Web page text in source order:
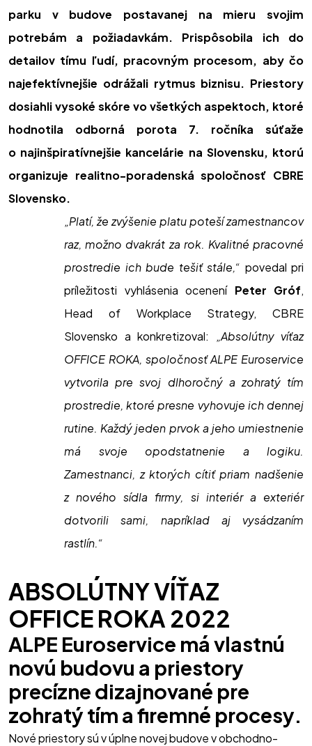
parku v budove postavanej na mieru svojim
potrebám a požiadavkám. Prispôsobila ich do
detailov tímu ľudí, pracovným procesom, aby čo
najefektívnejšie odrážali rytmus biznisu. Priestory
dosiahli vysoké skóre vo všetkých aspektoch, ktoré
hodnotila odborná porota 7. ročníka súťaže
o najinšpiratívnejšie kancelárie na Slovensku, ktorú
organizuje realitno-poradenská spoločnosť CBRE
Slovensko.
„Platí, že zvýšenie platu poteší zamestnancov
raz, možno dvakrát za rok. Kvalitné pracovné
prostredie ich bude tešiť stále,“ povedal pri
príležitosti vyhlásenia ocenení Peter Gróf,
Head of Workplace Strategy, CBRE
Slovensko a konkretizoval:
„Absolútny víťaz
OFFICE ROKA, spoločnosť ALPE Euroservice
vytvorila pre svoj dlhoročný a zohratý tím
prostredie, ktoré presne vyhovuje ich dennej
rutine. Každý jeden prvok a jeho umiestnenie
má svoje opodstatnenie a logiku.
Zamestnanci, z ktorých cítiť priam nadšenie
z nového sídla firmy, si interiér a exteriér
dotvorili sami, napríklad aj vysádzaním
rastlín.“
ABSOLÚTNY VÍŤAZ
OFFICE ROKA 2022
ALPE Euroservice má vlastnú
novú budovu a priestory
precízne dizajnované pre
zohratý tím a firemné procesy.
Nové priestory sú v úplne novej budove v obchodno-